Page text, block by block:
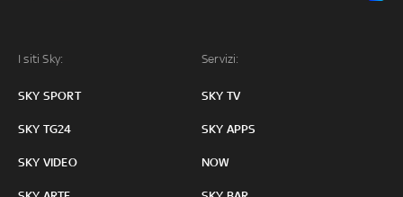
I siti Sky:
SKY SPORT
SKY TG24
SKY VIDEO
Servizi:
SKY TV
SKY APPS
NOW